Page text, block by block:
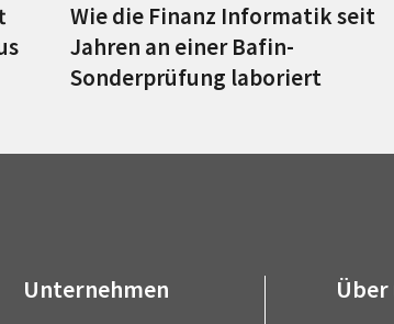
Wie die Finanz Informatik seit
Jahren an einer Bafin-
Sonderprüfung laboriert
Unternehmen Über